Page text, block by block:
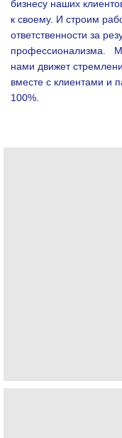
бизнесу наших
к своему. И строим
ответственности за
профессионализма.
нами движет
вместе с клиентами и
100%.